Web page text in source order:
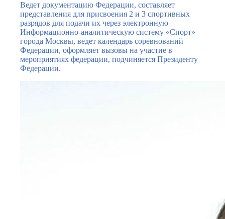
Ведет документацию Федерации, составляет
представления для присвоения 2 и 3 спортивных
разрядов для подачи их через электронную
Информационно-аналитическую систему «Спорт»
города Москвы, ведет календарь соревнований
Федерации, оформляет вызовы на участие в
мероприятиях федерации, подчиняется Президенту
Федерации.